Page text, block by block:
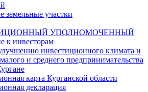
земельные участки
УПОЛНОМОЧЕННЫЙ
к инвесторам
инвестиционного климата и
и среднего предпринимательства
карта Курганской области
декларация